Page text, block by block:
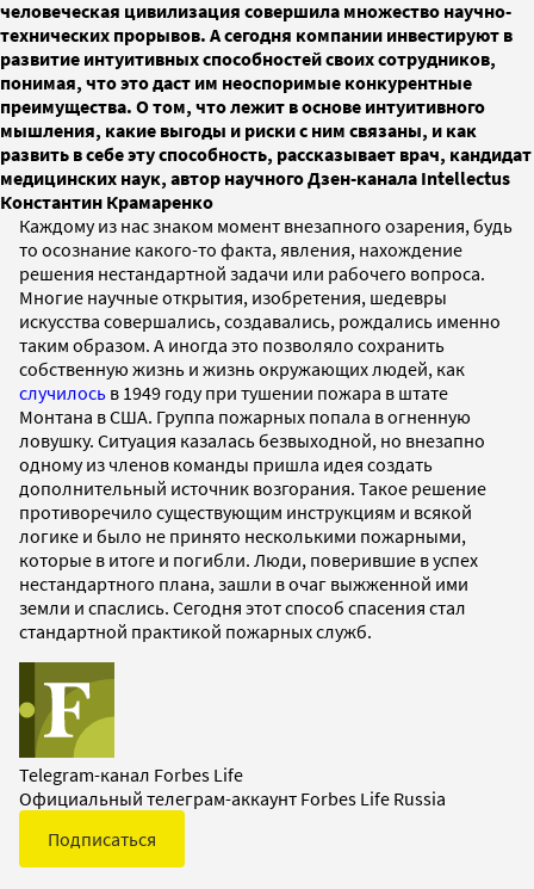
человеческая цивилизация совершила множество научно-
технических прорывов. А сегодня компании инвестируют в
развитие интуитивных способностей своих сотрудников,
понимая, что это даст им неоспоримые конкурентные
преимущества. О том, что лежит в основе интуитивного
мышления, какие выгоды и риски с ним связаны, и как
развить в себе эту способность, рассказывает врач, кандидат
медицинских наук, автор научного Дзен-канала Intellectus
Константин Крамаренко
Каждому из нас знаком момент внезапного озарения, будь
то осознание какого-то факта, явления, нахождение
решения нестандартной задачи или рабочего вопроса.
Многие научные открытия, изобретения, шедевры
искусства совершались, создавались, рождались именно
таким образом. А иногда это позволяло сохранить
собственную жизнь и жизнь окружающих людей, как
случилось в 1949 году при тушении пожара в штате
Монтана в США. Группа пожарных попала в огненную
ловушку. Ситуация казалась безвыходной, но внезапно
одному из членов команды пришла идея создать
дополнительный источник возгорания. Такое решение
противоречило существующим инструкциям и всякой
логике и было не принято несколькими пожарными,
которые в итоге и погибли. Люди, поверившие в успех
нестандартного плана, зашли в очаг выжженной ими
земли и спаслись. Сегодня этот способ спасения стал
стандартной практикой пожарных служб.
Telegram-канал Forbes Life
Официальный телеграм-аккаунт Forbes Life Russia
Подписаться